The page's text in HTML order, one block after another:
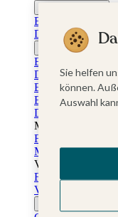
Einladungskarten
Dankeskarten
Jugendweihekarten
Einladungskarten
Dankeskarten
Einladungskarten
Danksagung
Muttertag
Fotogeschenke
Muttertagskarten
Vatertag
Fotogeschenke
Vatertagskarten
Sie helfen
können.
Auswahl